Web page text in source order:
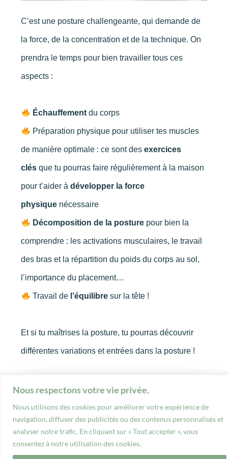
Nous respectons votre vie privée.
Nous utilisons des cookies pour améliorer votre expérience de
navigation, diffuser des publicités ou des contenus personnalisés et
analyser notre trafic. En cliquant sur « Tout accepter », vous
consentez à notre utilisation des cookies.
C’est une posture challengeante, qui demande de
la force, de la concentration et de la technique. On
prendra le temps pour bien travailler tous ces
aspects :
Échauffement du corps
Préparation physique pour utiliser tes muscles
de manière optimale : ce sont des exercices
clés que tu pourras faire régulièrement à la maison
pour t’aider à développer la force
physique nécessaire
Décomposition de la posture pour bien la
comprendre : les activations musculaires, le travail
des bras et la répartition du poids du corps au sol,
l’importance du placement…
Travail de l’équilibre sur la tête !
Et si tu maîtrises la posture, tu pourras découvrir
différentes variations et entrées dans la posture !
à Chambéry
Dates à venir​
Réserve ta place !